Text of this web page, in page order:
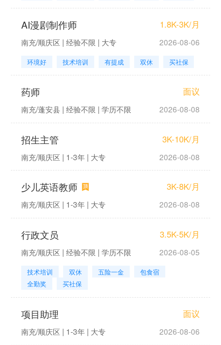
AI漫剧制作师 1.8K-3K/月
南充/顺庆区 | 经验不限 | 大专 2026-08-06
环境好 技术培训 有提成 双休 买社保
药师 面议
南充/蓬安县 | 经验不限 | 学历不限 2026-08-08
招生主管 3K-10K/月
南充/顺庆区 | 1-3年 | 大专 2026-08-08
少儿英语教师 3K-8K/月
南充/顺庆区 | 1-3年 | 大专 2026-08-08
行政文员 3.5K-5K/月
南充/顺庆区 | 经验不限 | 学历不限 2026-08-05
技术培训 双休 五险一金
包食宿
全勤奖
买社保
项目助理 面议
南充/顺庆区 | 1-3年 | 大专 2026-08-06